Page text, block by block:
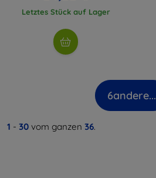
Letztes Stück auf Lager
6andere...
1 - 30 vom ganzen 36.